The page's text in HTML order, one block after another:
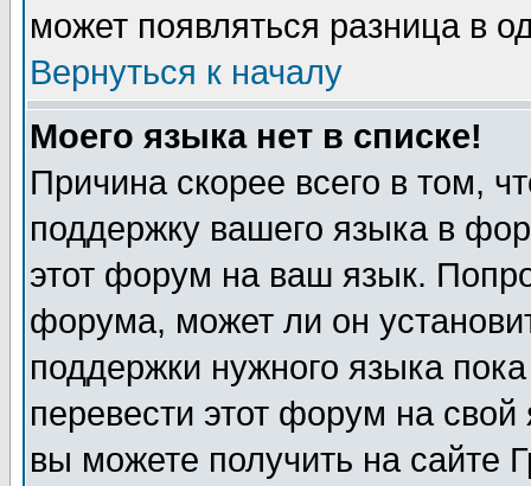
может появляться разница в
Вернуться к началу
Моего языка нет в списке!
Причина скорее всего в том,
поддержку вашего языка в
этот форум на ваш язык.
форума, может ли он
поддержки нужного языка
перевести этот форум на
вы можете получить на сайте